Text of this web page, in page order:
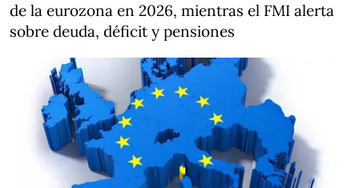
de la eurozona en 2026, mientras el FMI alerta
sobre deuda, déficit y pensiones